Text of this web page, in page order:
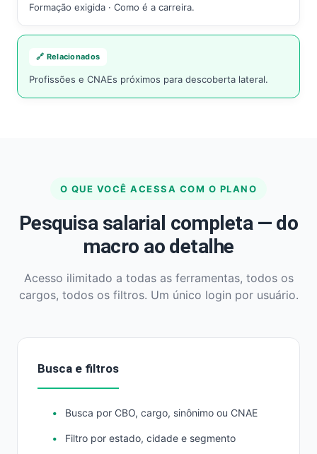
Formação exigida · Como é a carreira.
🔗 Relacionados
Profissões e CNAEs próximos para descoberta lateral.
O QUE VOCÊ ACESSA COM O PLANO
Pesquisa salarial completa — do
macro ao detalhe
Acesso ilimitado a todas as ferramentas, todos os
cargos, todos os filtros. Um único login por usuário.
Busca e filtros
Busca por CBO, cargo, sinônimo ou CNAE
Filtro por estado, cidade e segmento